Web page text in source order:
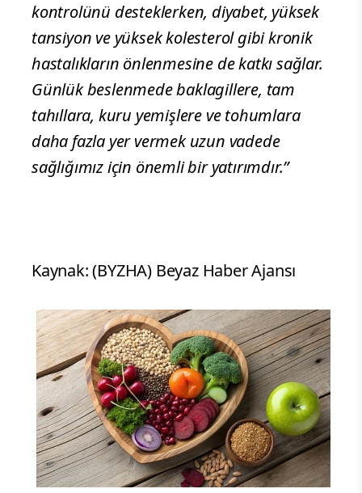
kontrolünü desteklerken, diyabet, yüksek
tansiyon ve yüksek kolesterol gibi kronik
hastalıkların önlenmesine de katkı sağlar.
Günlük beslenmede baklagillere, tam
tahıllara, kuru yemişlere ve tohumlara
daha fazla yer vermek uzun vadede
sağlığımız için önemli bir yatırımdır.”
Kaynak: (BYZHA) Beyaz Haber Ajansı